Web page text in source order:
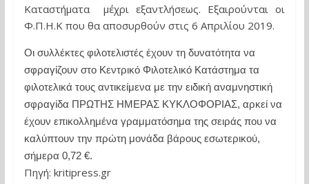
Καταστήματα μέχρι εξαντλήσεως. Εξαιρούνται οι
Φ.Π.Η.Κ που θα αποσυρθούν στις 6 Απριλίου 2019.
Οι συλλέκτες φιλοτελιστές έχουν τη δυνατότητα να
σφραγίζουν στο Κεντρικό Φιλοτελικό Κατάστημα τα
φιλοτελικά τους αντικείμενα με την ειδική αναμνηστική
σφραγίδα ΠΡΩΤΗΣ ΗΜΕΡΑΣ ΚΥΚΛΟΦΟΡΙΑΣ, αρκεί να
έχουν επικολλημένα γραμματόσημα της σειράς που να
καλύπτουν την πρώτη μονάδα βάρους εσωτερικού,
σήμερα 0,72 €.
Πηγή: kritipress.gr